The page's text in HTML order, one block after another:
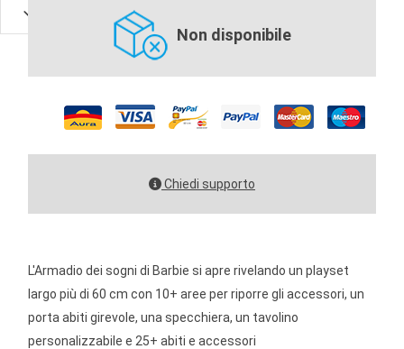
Non disponibile
Chiedi supporto
L'Armadio dei sogni di Barbie si apre rivelando un playset
largo più di 60 cm con 10+ aree per riporre gli accessori, un
porta abiti girevole, una specchiera, un tavolino
personalizzabile e 25+ abiti e accessori